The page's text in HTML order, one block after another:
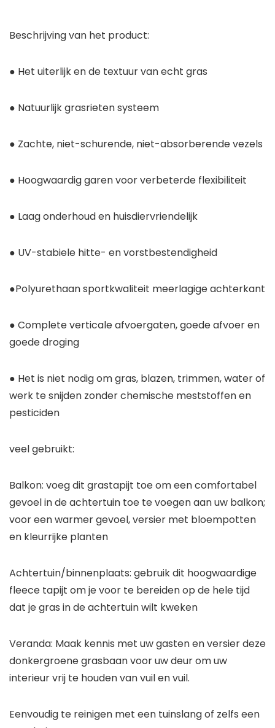
Beschrijving van het product:
● Het uiterlijk en de textuur van echt gras
● Natuurlijk grasrieten systeem
● Zachte, niet-schurende, niet-absorberende vezels
● Hoogwaardig garen voor verbeterde flexibiliteit
● Laag onderhoud en huisdiervriendelijk
● UV-stabiele hitte- en vorstbestendigheid
●Polyurethaan sportkwaliteit meerlagige achterkant
● Complete verticale afvoergaten, goede afvoer en
goede droging
● Het is niet nodig om gras, blazen, trimmen, water of
werk te snijden zonder chemische meststoffen en
pesticiden
veel gebruikt:
Balkon: voeg dit grastapijt toe om een comfortabel
gevoel in de achtertuin toe te voegen aan uw balkon;
voor een warmer gevoel, versier met bloempotten
en kleurrijke planten
Achtertuin/binnenplaats: gebruik dit hoogwaardige
fleece tapijt om je voor te bereiden op de hele tijd
dat je gras in de achtertuin wilt kweken
Veranda: Maak kennis met uw gasten en versier deze
donkergroene grasbaan voor uw deur om uw
interieur vrij te houden van vuil en vuil.
Eenvoudig te reinigen met een tuinslang of zelfs een